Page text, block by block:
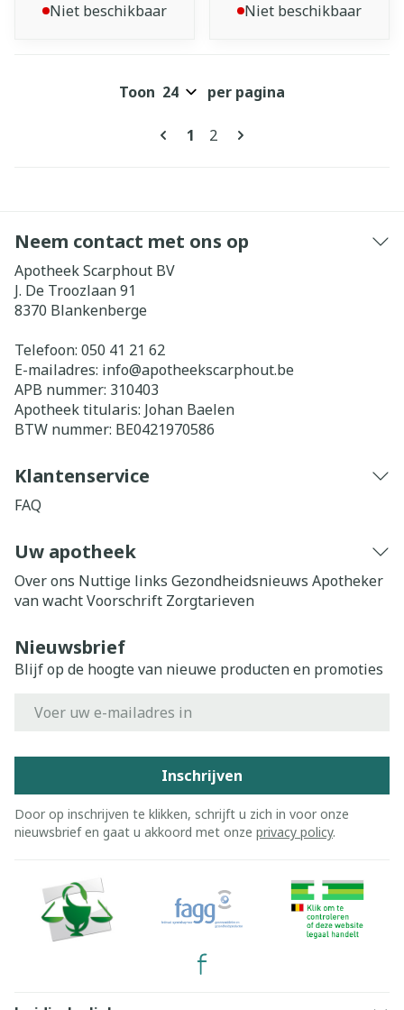
Niet beschikbaar Niet beschikbaar
Pagina's
U lees momenteel pagina
1 Pagina
2
Toon per pagina
Neem contact met ons op
Apotheek Scarphout BV
J. De Troozlaan 91
8370 Blankenberge
Telefoon: 050 41 21 62
E-mailadres: info@apotheekscarphout.be
APB nummer: 310403
Apotheek titularis: Johan Baelen
BTW nummer: BE0421970586
Klantenservice
FAQ
Uw apotheek
Over ons Nuttige links Gezondheidsnieuws Apotheker
van wachtVoorschrift Zorgtarieven
Nieuwsbrief
Blijf op de hoogte van nieuwe producten en promoties
Inschrijven
Door op inschrijven te klikken, schrijft u zich in voor onze
nieuwsbrief en gaat u akkoord met onze privacy policy.